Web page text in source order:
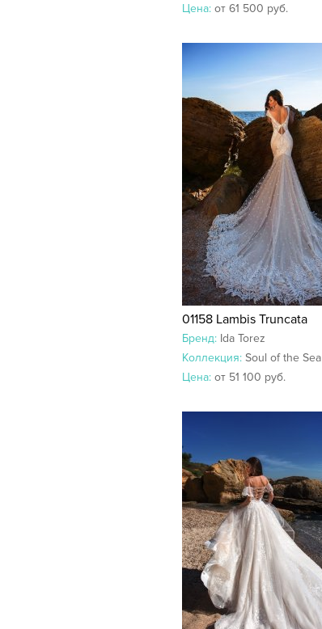
Цена: от 61 500 руб.
01158 Lambis Truncata
Бренд: Ida Torez
Коллекция: Soul of the Sea
Цена: от 51 100 руб.